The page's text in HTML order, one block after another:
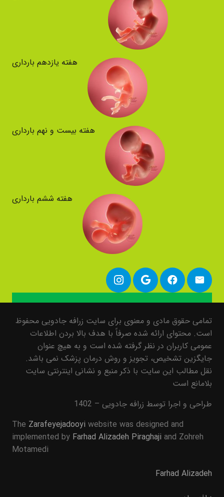
هفته یازدهم بارداری
هفته بیست و نهم بارداری
هفته ششم بارداری
تمامی حقوق مادی و معنوی برای سایت زرافه جادویی محفوظ
است. محتوای ارائه شده صرفاً با هدف بالا بردن اطلاعات
عمومی کاربران در نظر گرفته شده است و به هیچ عنوان
جایگزین تشخیص، تجویز و روش درمان پزشک نمی باشد.
نقل مطالب این سایت با ذکر منبع و نشانی اینترنتی سایت
بلامانع است
طراحی و اجرا توسط زرافه جادویی – 1402
The Zarafeyejadooyi website was designed and
implemented by Farhad Alizadeh Piraghaji and Zohreh
Motamedi
Farhad Alizadeh